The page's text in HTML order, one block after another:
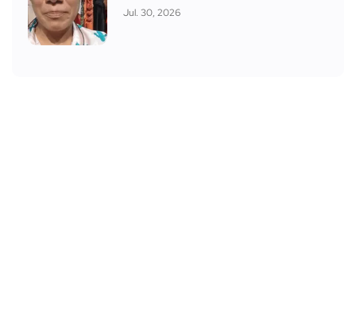
Jul. 30, 2026